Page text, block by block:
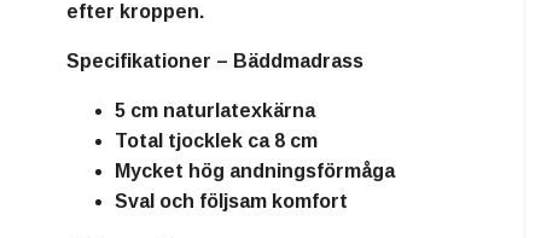
efter kroppen.
Specifikationer – Bäddmadrass
5 cm naturlatexkärna
Total tjocklek ca 8 cm
Mycket hög andningsförmåga
Sval och följsam komfort